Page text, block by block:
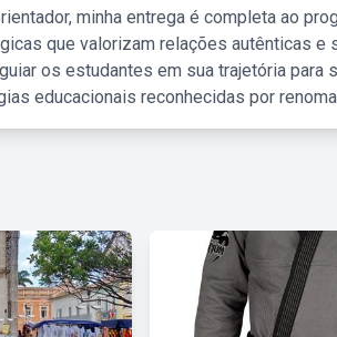
minha entrega é completa ao
que valorizam relações autênticas
os estudantes em sua trajetória para
educacionais reconhecidas por